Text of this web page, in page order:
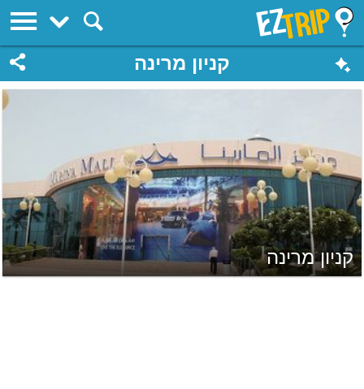
EZTrip
קניון מרינה
קניון מרינה